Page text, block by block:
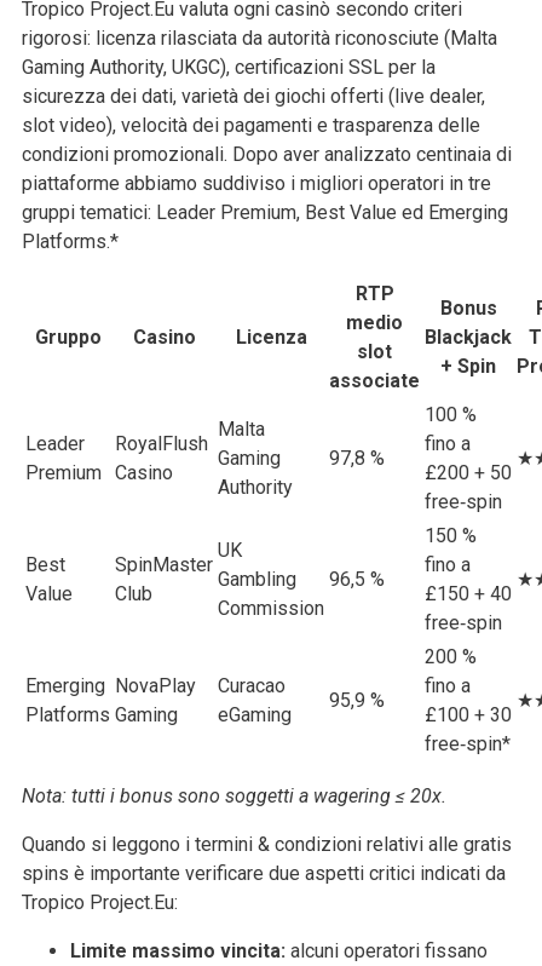
Tropico Project.Eu valuta ogni casinò secondo criteri
rigorosi: licenza rilasciata da autorità riconosciute (Malta
Gaming Authority, UKGC), certificazioni SSL per la
sicurezza dei dati, varietà dei giochi offerti (live dealer,
slot video), velocità dei pagamenti e trasparenza delle
condizioni promozionali. Dopo aver analizzato centinaia di
piattaforme abbiamo suddiviso i migliori operatori in tre
gruppi tematici: Leader Premium, Best Value ed Emerging
Platforms.*
Gruppo Casino Licenza
RTP
medio
slot
associate
Bonus
Blackjack
+ Spin
Leader
Premium
RoyalFlush
Casino
Malta
Gaming
Authority
97,8 %
100 %
fino a
£200 + 50
free‑spin
Best
Value
SpinMaster
Club
UK
Gambling
Commission
96,5 %
150 %
fino a
£150 + 40
free‑spin
Emerging
Platforms
NovaPlay
Gaming
Curacao
eGaming
95,9 %
200 %
fino a
£100 + 30
free‑spin*
Nota: tutti i bonus sono soggetti a wagering ≤ 20x.
Quando si leggono i termini & condizioni relativi alle gratis
spins è importante verificare due aspetti critici indicati da
Tropico Project.Eu:
Limite massimo vincita: alcuni operatori fissano